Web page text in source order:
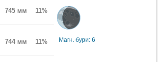
745 мм 11%
744 мм 11% Магн. бури: 6